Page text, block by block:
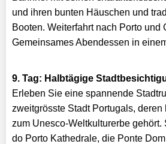
und ihren bunten Häuschen und
Booten. Weiterfahrt nach Porto und
Gemeinsames Abendessen in
9. Tag: Halbtägige
Erleben Sie eine spannende
zweitgrösste Stadt Portugals,
zum Unesco-Weltkulturerbe gehört.
do Porto Kathedrale, die Ponte